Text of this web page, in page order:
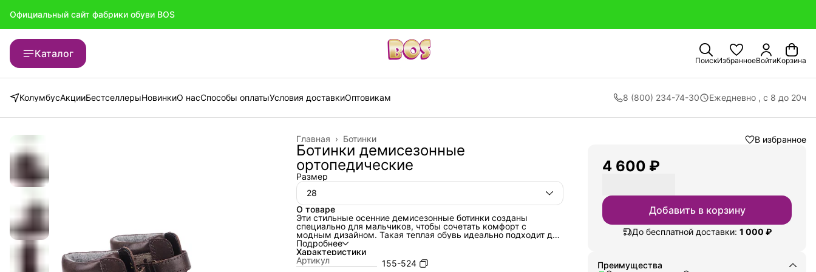
Официальный сайт фабрики обуви BOS
Официальный сайт фабрики обуви BOS
Каталог
ПоискИзбранноеВойтиКорзина
КолумбусАкцииБестселлерыНовинкиО насСпособы оплатыУсловия доставкиОптовикам 8 (800) 234-74-30 Ежедневно , с 8 до 20ч
Ботинки
Главная ›
Ботинки демисезонные
ортопедические
Размер
28
О товаре
Эти стильные осенние демисезонные ботинки созданы
специально для мальчиков, чтобы сочетать комфорт с
модным дизайном. Такая теплая обувь идеально подходит для
весны и осени, обеспечивая защиту от холода и влаги Высокие
ортопедические ботинки на байке поддерживают
голеностопный сустав и способствуют правильному
формированию стопы ребенка. Кожаные ботиночки помогут
Подробнее
Характеристики
Артикул
155-524
В избранное
4 600 ₽
Добавить в корзину
До бесплатной доставки: 1 000 ₽
Преимущества